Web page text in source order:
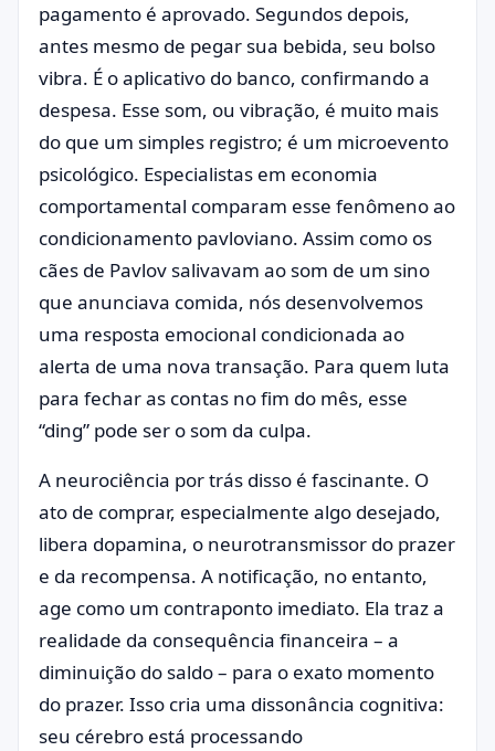
pagamento é aprovado. Segundos depois,
antes mesmo de pegar sua bebida, seu bolso
vibra. É o aplicativo do banco, confirmando a
despesa. Esse som, ou vibração, é muito mais
do que um simples registro; é um microevento
psicológico. Especialistas em economia
comportamental comparam esse fenômeno ao
condicionamento pavloviano. Assim como os
cães de Pavlov salivavam ao som de um sino
que anunciava comida, nós desenvolvemos
uma resposta emocional condicionada ao
alerta de uma nova transação. Para quem luta
para fechar as contas no fim do mês, esse
“ding” pode ser o som da culpa.
A neurociência por trás disso é fascinante. O
ato de comprar, especialmente algo desejado,
libera dopamina, o neurotransmissor do prazer
e da recompensa. A notificação, no entanto,
age como um contraponto imediato. Ela traz a
realidade da consequência financeira – a
diminuição do saldo – para o exato momento
do prazer. Isso cria uma dissonância cognitiva:
seu cérebro está processando